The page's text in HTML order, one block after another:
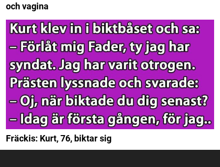
och vagina
Fräckis: Kurt, 76, biktar sig